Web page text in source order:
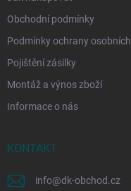
Obchodní podmínky
Podmínky ochrany
Pojištění zásilky
Montáž a výnos zboží
Informace o nás
KONTAKT
info@dk-obchod.cz